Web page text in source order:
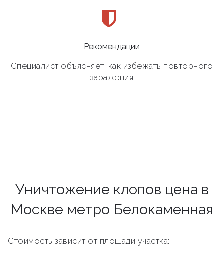
Рекомендации
Специалист объясняет, как избежать повторного
заражения
Уничтожение клопов цена в
Москве метро Белокаменная
Стоимость зависит от площади участка: